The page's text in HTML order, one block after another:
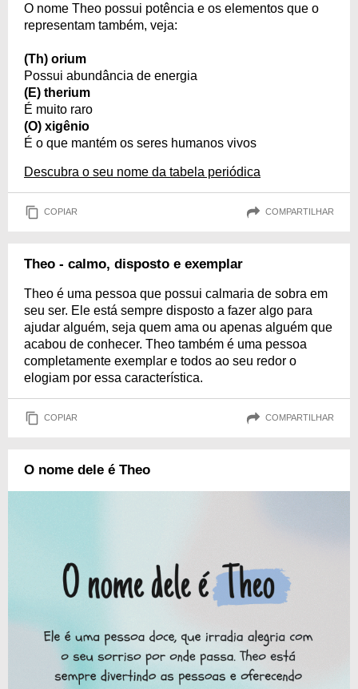
O nome Theo possui potência e os elementos que o
representam também, veja:
(Th) orium
Possui abundância de energia
(E) therium
É muito raro
(O) xigênio
É o que mantém os seres humanos vivos
Descubra o seu nome da tabela periódica
COPIAR COMPARTILHAR
Theo - calmo, disposto e exemplar
Theo é uma pessoa que possui calmaria de sobra em
seu ser. Ele está sempre disposto a fazer algo para
ajudar alguém, seja quem ama ou apenas alguém que
acabou de conhecer. Theo também é uma pessoa
completamente exemplar e todos ao seu redor o
elogiam por essa característica.
COPIAR COMPARTILHAR
O nome dele é Theo